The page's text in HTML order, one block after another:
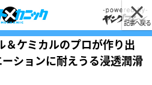
記事へ戻る
ケミカルのプロが作り出
ションに耐えうる浸透潤滑